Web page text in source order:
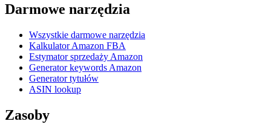
Darmowe narzędzia
Wszystkie darmowe narzędzia
Kalkulator Amazon FBA
Estymator sprzedaży Amazon
Generator keywords Amazon
Generator tytułów
ASIN lookup
Zasoby